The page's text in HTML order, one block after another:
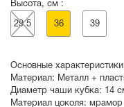
Высота, см :
29.5 36 39
Основные характеристики
Материал: Металл +
Диаметр чаши кубка: 14
Материал цоколя: мрамор